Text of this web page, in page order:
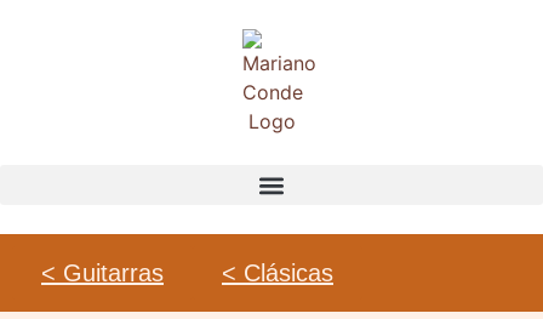
< Guitarras < Clásicas